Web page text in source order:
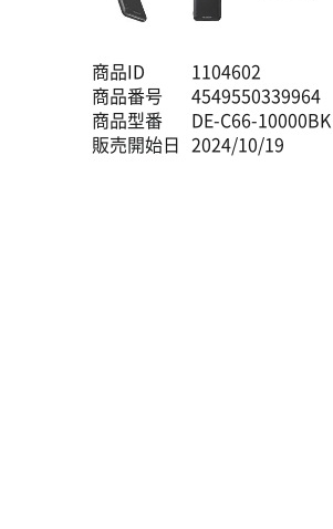
商品ID
1104602
商品番号
4549550339964
商品型番
DE-C66-10000BK
販売開始日 2024/10/19